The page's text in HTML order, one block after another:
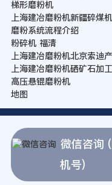
梯形磨粉机
上海建冶磨粉机新疆碎煤机
磨粉系统流程介绍
粉碎机 福清
上海建冶磨粉机北京索迪
上海建冶磨粉机硒矿石加
高压悬锟磨粉机
地图
微信咨询
机号)